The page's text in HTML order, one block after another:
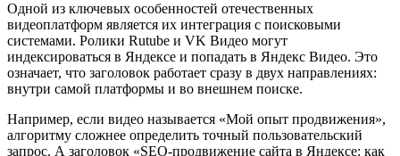
Одной из ключевых особенностей отечественных
видеоплатформ является их интеграция с поисковыми
системами. Ролики Rutube и VK Видео могут
индексироваться в Яндексе и попадать в Яндекс Видео. Это
означает, что заголовок работает сразу в двух направлениях:
внутри самой платформы и во внешнем поиске.
Например, если видео называется «Мой опыт продвижения»,
алгоритму сложнее определить точный пользовательский
запрос. А заголовок «SEO-продвижение сайта в Яндексе: как